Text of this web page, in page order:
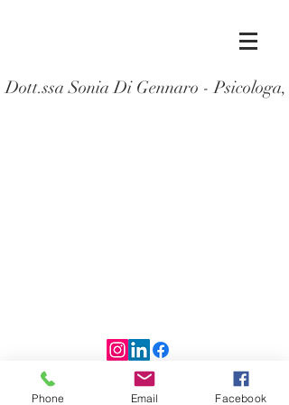
Dott.ssa Sonia Di Gennaro - Psicologa,
© 2018 by Sonia Di Gennaro
Phone Email Facebook